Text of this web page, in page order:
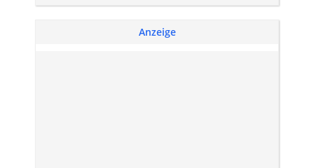
Anzeige